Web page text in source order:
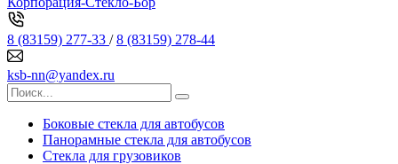
8 (83159) 277-33 /8 (83159) 278-44
ksb-nn@yandex.ru
Боковые стекла для автобусов
Панорамные стекла для автобусов
Стекла для грузовиков